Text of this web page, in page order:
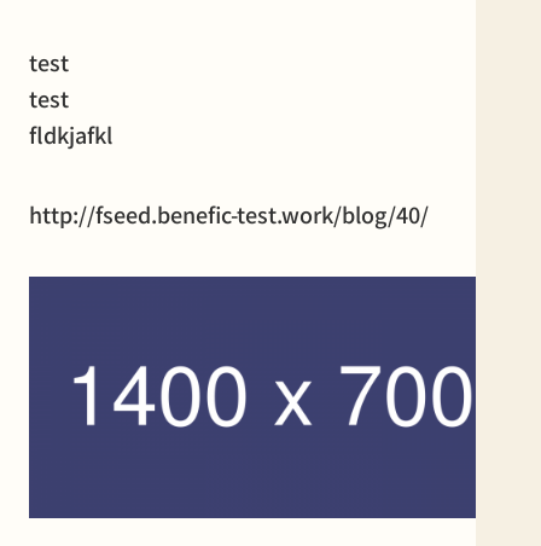
test
test
fldkjafkl
http://fseed.benefic-test.work/blog/40/